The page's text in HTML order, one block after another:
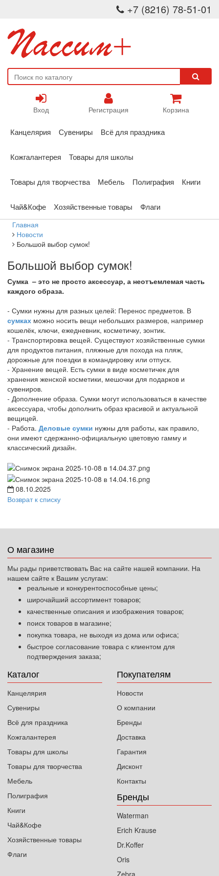
+7 (8216) 78-51-01
Вход Регистрация Корзина
Канцелярия Сувениры Всё для праздника
Кожгалантерея Товары для школы
Товары для творчества Мебель Полиграфия Книги
Чай&Кофе Хозяйственные товары Флаги
Главная
Новости
Большой выбор сумок!
Большой выбор сумок!
Сумка – это не просто аксессуар, а неотъемлемая часть
каждого образа.
- Сумки нужны для разных целей: Перенос предметов. В
сумках можно носить вещи небольших размеров, например
кошелёк, ключи, ежедневник, косметичку, зонтик.
- Транспортировка вещей. Существуют хозяйственные сумки
для продуктов питания, пляжные для похода на пляж,
дорожные для поездки в командировку или отпуск.
- Хранение вещей. Есть сумки в виде косметичек для
хранения женской косметики, мешочки для подарков и
сувениров.
- Дополнение образа. Сумки могут использоваться в качестве
аксессуара, чтобы дополнить образ красивой и актуальной
вещицей.
- Работа. Деловые сумки нужны для работы, как правило,
они имеют сдержанно-официальную цветовую гамму и
классический дизайн.
08.10.2025
Возврат к списку
О магазине
Мы рады приветствовать Вас на сайте нашей компании. На
нашем сайте к Вашим услугам:
реальные и конкурентоспособные цены;
широчайший ассортимент товаров;
качественные описания и изображения товаров;
поиск товаров в магазине;
покупка товара, не выходя из дома или офиса;
быстрое согласование товара с клиентом для
подтверждения заказа;
Каталог
Канцелярия
Сувениры
Всё для праздника
Кожгалантерея
Товары для школы
Товары для творчества
Мебель
Полиграфия
Книги
Чай&Кофе
Хозяйственные товары
Флаги
Покупателям
Новости
О компании
Бренды
Доставка
Гарантия
Дисконт
Контакты
Бренды
Waterman
Erich Krause
Dr.Koffer
Oris
Zebra